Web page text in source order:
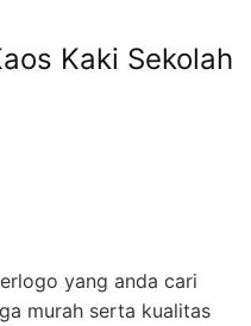
Kaki Sekolah
yang anda cari
murah serta kualitas